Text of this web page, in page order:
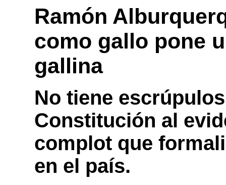
Ramón
como gallo pone
gallina
No tiene
Constitución al
complot que
en el país.